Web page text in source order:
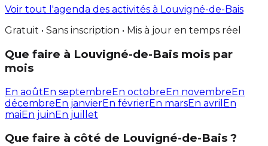
Voir tout l'agenda des activités à Louvigné-de-Bais
Gratuit • Sans inscription • Mis à jour en temps réel
Que faire à Louvigné-de-Bais mois par
mois
En aoûtEn septembreEn octobreEn novembreEn
décembreEn janvierEn févrierEn marsEn avril En
maiEn juinEn juillet
Que faire à côté de Louvigné-de-Bais ?